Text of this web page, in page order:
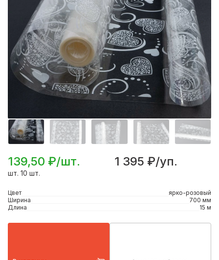
139,50 ₽/шт. 1 395 ₽/уп.
шт. 10 шт.
Цвет
ярко-розовый
Ширина
700 мм
Длина
15 м